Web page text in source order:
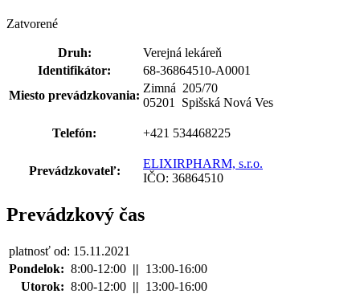
Zatvorené
Druh:
Verejná lekáreň
Identifikátor:
68-36864510-A0001
Miesto prevádzkovania:
Zimná 205/70
05201 Spišská Nová Ves
Telefón: +421 534468225
Prevádzkovateľ:
ELIXIRPHARM, s.r.o.
IČO: 36864510
Prevádzkový čas
platnosť od: 15.11.2021
Pondelok: 8:00-12:00 || 13:00-16:00
Utorok: 8:00-12:00 || 13:00-16:00